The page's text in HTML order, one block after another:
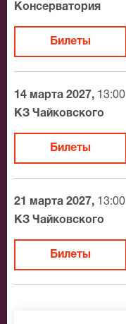
Консерватория
Билеты
14 марта 2027, 13:00
КЗ Чайковского
Билеты
21 марта 2027, 13:00
КЗ Чайковского
Билеты